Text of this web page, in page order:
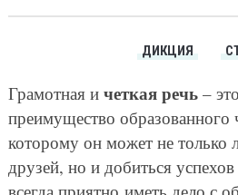
ДИКЦИЯ
Грамотная и четкая речь–
преимущество образованного
которому он может не только
друзей, но и добиться